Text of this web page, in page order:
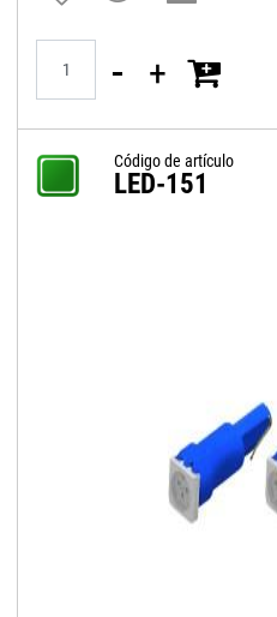
Código de artículo
LED-151